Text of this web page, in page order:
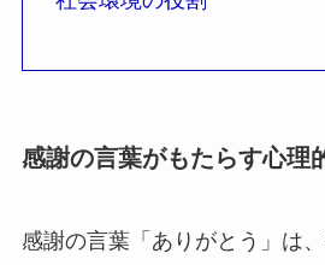
感謝の言葉がもたらす心理
感謝の言葉「ありがとう」は